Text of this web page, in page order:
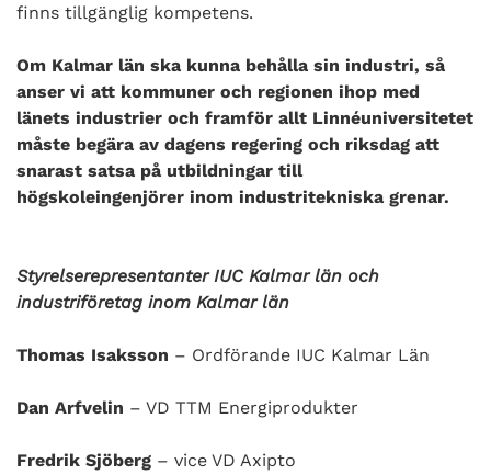
finns tillgänglig kompetens.
Om Kalmar län ska kunna behålla sin industri, så
anser vi att kommuner och regionen ihop med
länets industrier och framför allt Linnéuniversitetet
måste begära av dagens regering och riksdag att
snarast satsa på utbildningar till
högskoleingenjörer inom industritekniska grenar.
Styrelserepresentanter IUC Kalmar län och
industriföretag inom Kalmar län
Thomas Isaksson – Ordförande IUC Kalmar Län
Dan Arfvelin – VD TTM Energiprodukter
Fredrik Sjöberg – vice VD Axipto